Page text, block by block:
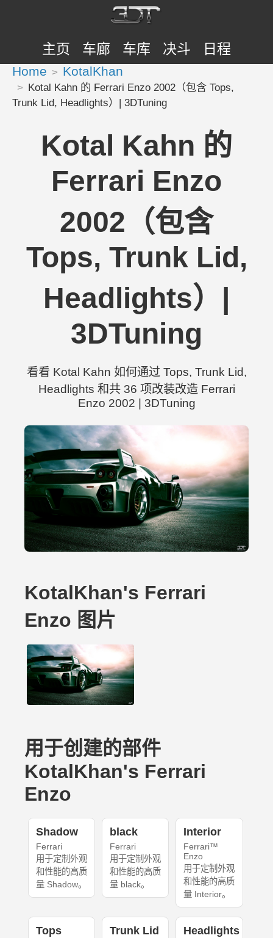
主页 车廊 车库 决斗 日程
Home KotalKhan
Kotal Kahn 的 Ferrari Enzo 2002（包含 Tops,
Trunk Lid, Headlights）| 3DTuning
Kotal Kahn 的
Ferrari Enzo
2002（包含
Tops, Trunk Lid,
Headlights）|
3DTuning
看看 Kotal Kahn 如何通过 Tops, Trunk Lid,
Headlights 和共 36 项改装改造 Ferrari
Enzo 2002 | 3DTuning
KotalKhan's Ferrari
Enzo 图片
用于创建的部件
KotalKhan's Ferrari
Enzo
Shadow
Ferrari
用于定制外观
和性能的高质
量 Shadow。
black
Ferrari
用于定制外观
和性能的高质
量 black。
Interior
Ferrari™
Enzo
用于定制外观
和性能的高质
量 Interior。
Tops Trunk Lid Headlights